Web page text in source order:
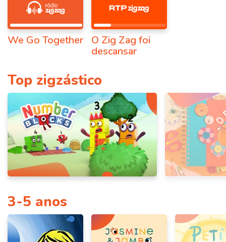
We Go Together
O Zig Zag foi
descansar
Top zigzástico
3-5 anos